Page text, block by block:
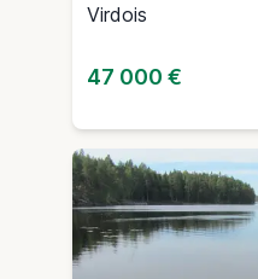
Virdois
47 000 €